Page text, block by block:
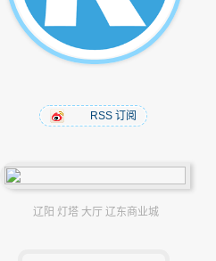
RSS 订阅
辽阳 灯塔 大厅 辽东商业城